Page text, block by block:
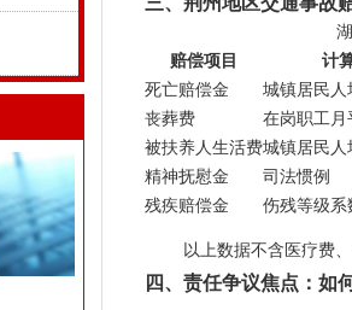
赔偿项目
计
死亡赔偿金
城镇居民人
丧葬费
在岗职工月
被扶养人生活费城镇居民人
精神抚慰金
司法惯例
残疾赔偿金
伤残等级系
以上数据不含医疗费
四、责任争议焦点：如